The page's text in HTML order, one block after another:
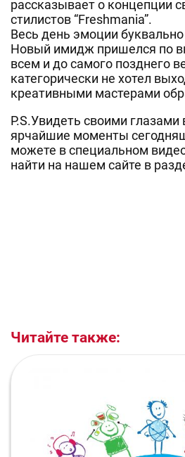
рассказывает о концепции
стилистов “Freshmania”.
Весь день эмоции
Новый имидж пришелся по
всем и до самого позднего
категорически не хотел
креативными мастерами
P.S.Увидеть своими
ярчайшие моменты
можете в специальном
найти на нашем сайте в
Читайте также: